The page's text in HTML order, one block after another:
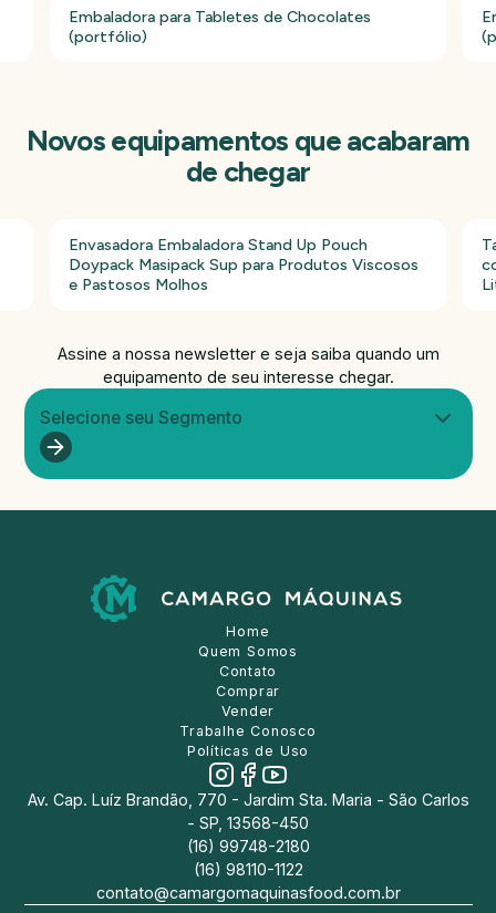
Embaladora para Tabletes de Chocolates
(portfólio)
Novos equipamentos que acabaram
de chegar
Envasadora Embaladora Stand Up Pouch
Doypack Masipack Sup para Produtos Viscosos
e Pastosos Molhos
Assine a nossa newsletter e seja saiba quando um
equipamento de seu interesse chegar.
Selecione seu Segmento
Home
Quem Somos
Contato
Comprar
Vender
Trabalhe Conosco
Políticas de Uso
Av. Cap. Luíz Brandão, 770 - Jardim Sta. Maria - São Carlos
- SP, 13568-450
(16) 99748-2180
(16) 98110-1122
contato@camargomaquinasfood.com.br